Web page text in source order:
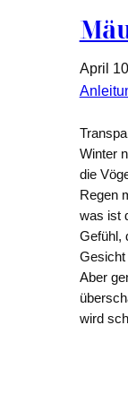
April
Winter
die
Regen
was ist
Gefühl,
Gesicht
Aber
wird